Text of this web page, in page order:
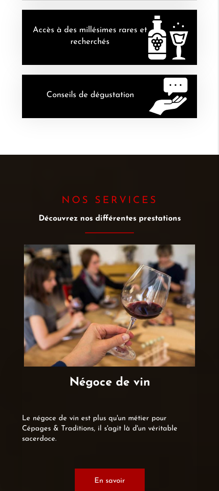
Accès à des millésimes rares et
recherchés
Conseils de dégustation
NOS SERVICES
Découvrez nos différentes prestations
Négoce de vin
Le négoce de vin est plus qu'un métier pour
Cépages & Traditions, il s'agit là d'un véritable
sacerdoce.
En savoir